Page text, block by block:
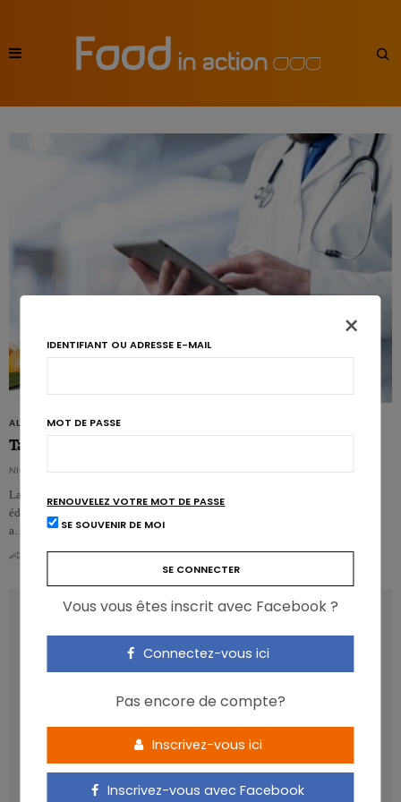
ALIMENTS
Table belge de composition des aliments : et de 7 !
NICOLAS GUGGENBÜHL
La table belge de composition des aliments évolue, avec la parution de sa 7e
édition. Plus d’aliments recensés, surtout dans l’alimentation végétale, mais
a…
0
RECENT POSTS
Les anthocyanines bénéfiques pour la santé
Manger sucré augmente-t-il l’attrait pour le sucré ?
Un microbiote sain, c’est bien, mais c’est quoi ?
Poisson, contaminants et oméga-3 : quelles
recommandations ?
×
IDENTIFIANT OU ADRESSE E-MAIL
MOT DE PASSE
RENOUVELEZ VOTRE MOT DE PASSE
SE SOUVENIR DE MOI
Vous vous êtes inscrit avec Facebook ?
Connectez-vous ici
Pas encore de compte?
Inscrivez-vous ici
Inscrivez-vous avec Facebook